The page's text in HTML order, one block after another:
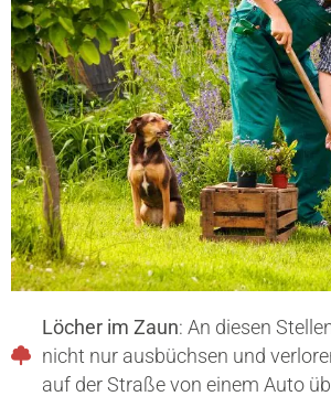
Löcher im Zaun: An diesen
nicht nur ausbüchsen und
auf der Straße von einem Auto